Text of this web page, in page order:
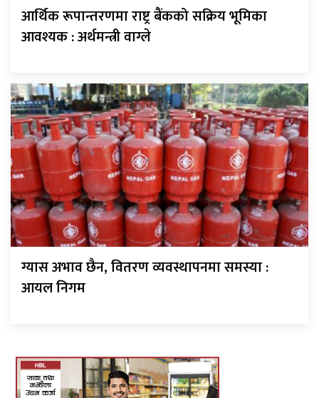
आर्थिक रूपान्तरणमा राष्ट्र बैंकको सक्रिय भूमिका
आवश्यक : अर्थमन्त्री वाग्ले
ग्यास अभाव छैन, वितरण व्यवस्थापनमा समस्या :
आयल निगम